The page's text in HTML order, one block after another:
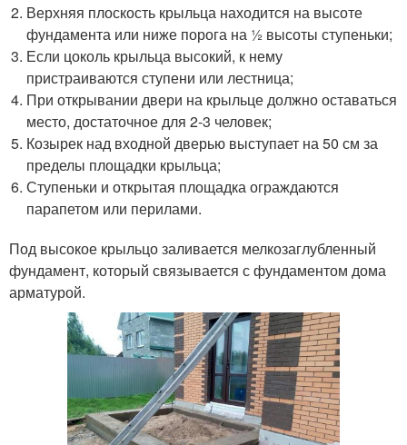
Верхняя плоскость крыльца находится на высоте
фундамента или ниже порога на ½ высоты ступеньки;
Если цоколь крыльца высокий, к нему
пристраиваются ступени или лестница;
При открывании двери на крыльце должно оставаться
место, достаточное для 2-3 человек;
Козырек над входной дверью выступает на 50 см за
пределы площадки крыльца;
Ступеньки и открытая площадка ограждаются
парапетом или перилами.
Под высокое крыльцо заливается мелкозаглубленный
фундамент, который связывается с фундаментом дома
арматурой.